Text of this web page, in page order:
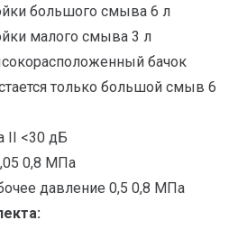
большого смыва 6 л
малого смыва 3 л
бачок
только большой смыв 6
II <30 дБ
0,8 МПа
давление 0,5 0,8 МПа